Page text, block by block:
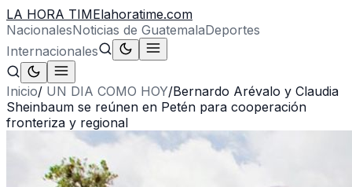
LA HORA TIMElahoratime.com
NacionalesNoticias de GuatemalaDeportes
Internacionales
Inicio/ UN DIA COMO HOY/Bernardo Arévalo y Claudia
Sheinbaum se reúnen en Petén para cooperación
fronteriza y regional